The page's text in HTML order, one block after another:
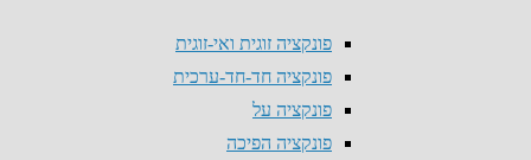
פונקציה זוגית ואי-זוגית
פונקציה חד-חד-ערכית
פונקציה על
פונקציה הפיכה